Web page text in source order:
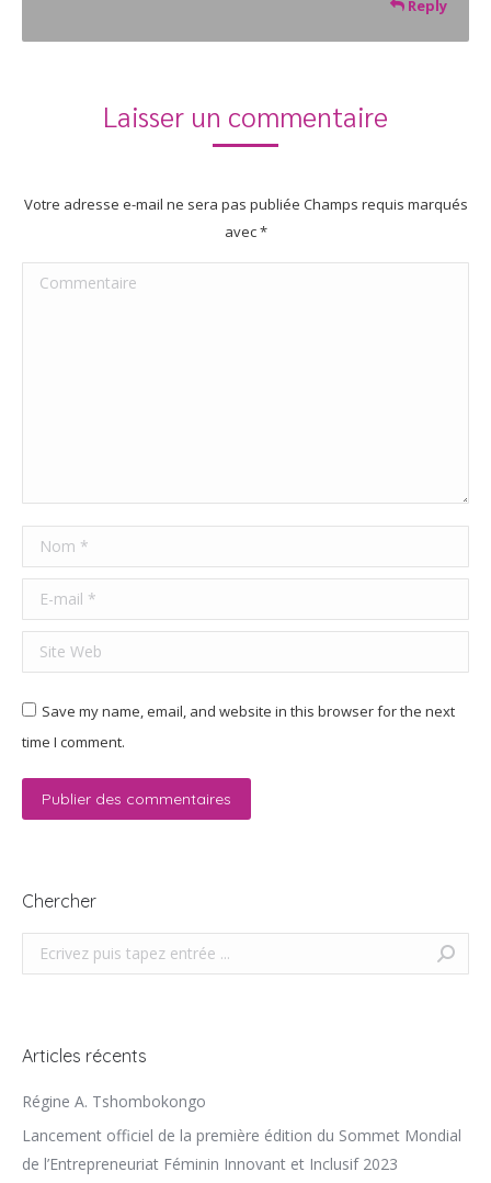
Reply
Laisser un commentaire
Votre adresse e-mail ne sera pas publiée Champs requis marqués
avec*
Commentaire
Nom *
E-mail *
Site Web
Save my name, email, and website in this browser for the next
time I comment.
Publier des commentaires
Chercher
Search:
Articles récents
Régine A. Tshombokongo
Lancement officiel de la première édition du Sommet Mondial
de l’Entrepreneuriat Féminin Innovant et Inclusif 2023